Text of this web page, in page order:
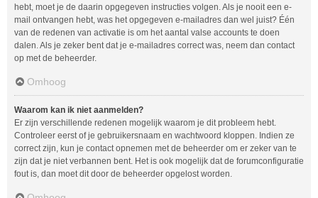
hebt, moet je de daarin opgegeven instructies volgen. Als je nooit een e-
mail ontvangen hebt, was het opgegeven e-mailadres dan wel juist? Één
van de redenen van activatie is om het aantal valse accounts te doen
dalen. Als je zeker bent dat je e-mailadres correct was, neem dan contact
op met de beheerder.
Omhoog
Waarom kan ik niet aanmelden?
Er zijn verschillende redenen mogelijk waarom je dit probleem hebt.
Controleer eerst of je gebruikersnaam en wachtwoord kloppen. Indien ze
correct zijn, kun je contact opnemen met de beheerder om er zeker van te
zijn dat je niet verbannen bent. Het is ook mogelijk dat de forumconfiguratie
fout is, dan moet dit door de beheerder opgelost worden.